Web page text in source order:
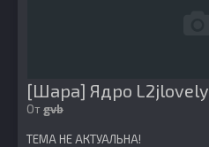
[Шара] Ядро L2jlovely
Отgvb
ТЕМА НЕ АКТУАЛЬНА!